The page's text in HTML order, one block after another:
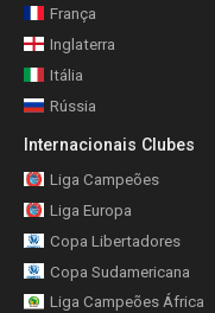
França
Inglaterra
Itália
Rússia
Internacionais Clubes
Liga Campeões
Liga Europa
Copa Libertadores
Copa Sudamericana
Liga Campeões África